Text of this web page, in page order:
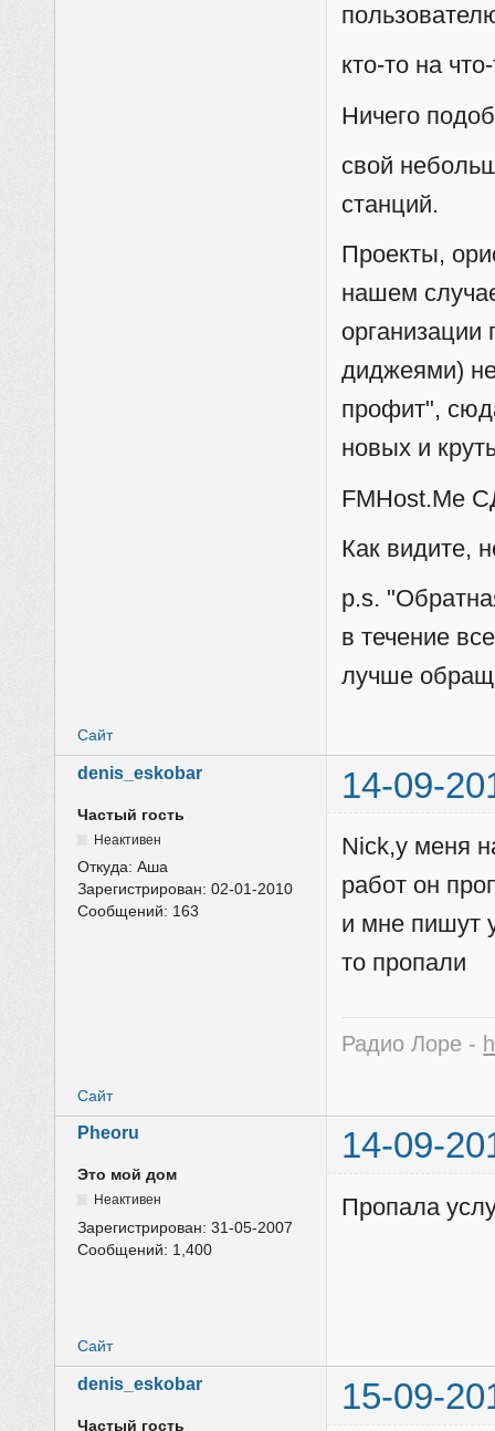
кто-то на
Ничего
свой
станций.
Проекты,
нашем
диджеями)
профит",
новых и
FMHost.Me
Как видите,
p.s.
в течение
лучше
Сайт
denis_eskobar 14-09-
Частый гость
Неактивен
Откуда:Аша
Зарегистрирован:02-01-2010
Сообщений: 163
Nick,у меня
работ он
и мне пишут
то пропали
Радио Лоре -
Сайт
Pheoru 14-09-
Это мой дом
Неактивен
Зарегистрирован:31-05-2007
Сообщений: 1,400
Пропала
Сайт
denis_eskobar 15-09-
Частый гость